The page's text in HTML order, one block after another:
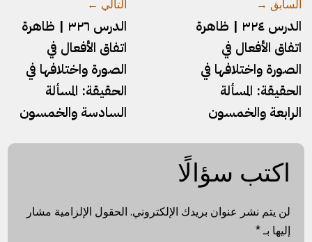
السابق →
الدرس ٣٢٤ | ظاهرة
اتفاق الأفعال في
الصورة واختلافها في
الحقيقة: المسألة
الرابعة والخمسون
التالي ←
الدرس ٣٢٦ | ظاهرة
اتفاق الأفعال في
الصورة واختلافها في
الحقيقة: المسألة
السادسة والخمسون
اكتب سؤالًا
لن يتم نشر عنوان بريدك الإلكتروني. الحقول الإلزامية مشار
إليها بـ*